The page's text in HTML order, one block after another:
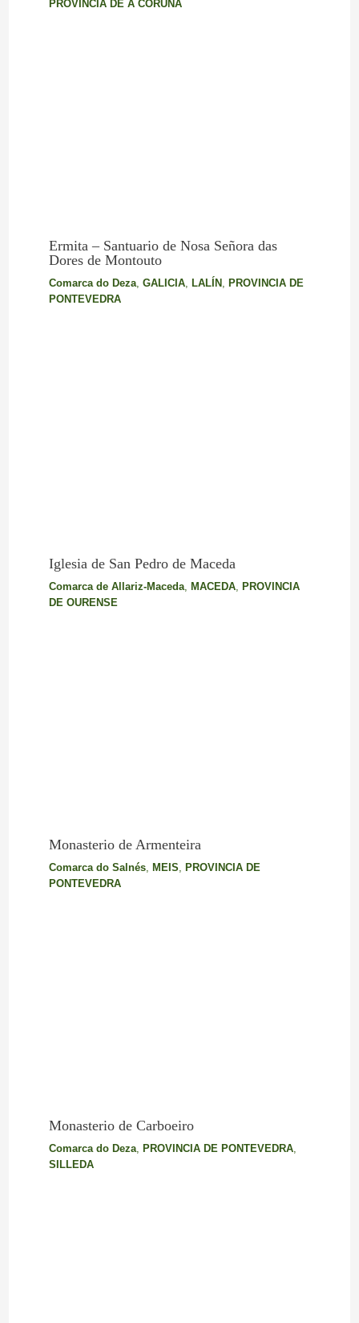
PROVINCIA DE A CORUÑA
Ermita – Santuario de Nosa Señora das
Dores de Montouto
Comarca do Deza, GALICIA, LALÍN
PROVINCIA DE
PONTEVEDRA
Iglesia de San Pedro de Maceda
Comarca de Allariz-Maceda, MACEDA, PROVINCIA
DE OURENSE
Monasterio de Armenteira
Comarca do Salnés, MEIS
PROVINCIA DE
PONTEVEDRA
Monasterio de Carboeiro
Comarca do Deza, PROVINCIA DE PONTEVEDRA,
SILLEDA